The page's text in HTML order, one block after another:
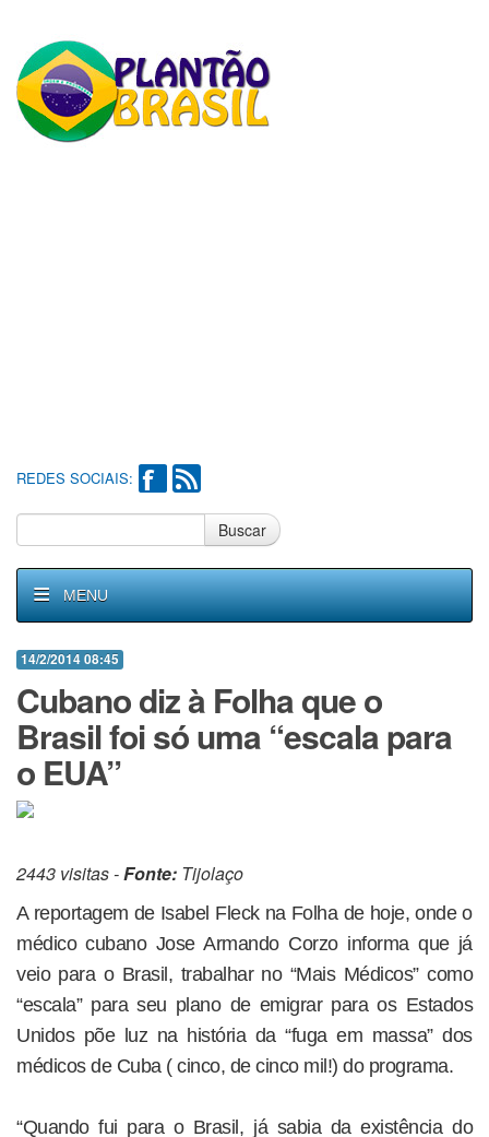
REDES SOCIAIS:
Buscar
MENU
14/2/2014 08:45
Cubano diz à Folha que o
Brasil foi só uma “escala para
o EUA”
2443 visitas -Fonte: Tijolaço
A reportagem de Isabel Fleck na Folha de hoje, onde o
médico cubano Jose Armando Corzo informa que já
veio para o Brasil, trabalhar no “Mais Médicos” como
“escala” para seu plano de emigrar para os Estados
Unidos põe luz na história da “fuga em massa” dos
médicos de Cuba ( cinco, de cinco mil!) do programa.
“Quando fui para o Brasil, já sabia da existência do